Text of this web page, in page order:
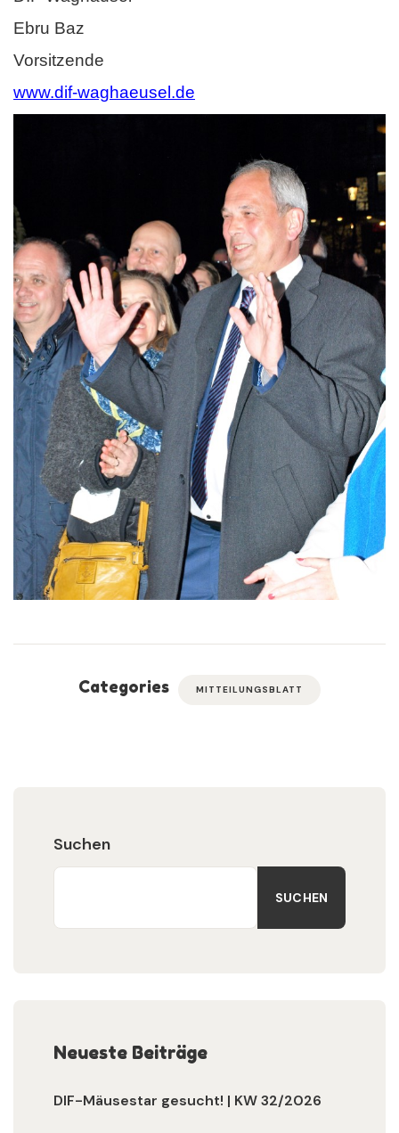
Ebru Baz
Vorsitzende
www.dif-waghaeusel.de
Categories MITTEILUNGSBLATT
Suchen
SUCHEN
Neueste Beiträge
DIF-Mäusestar gesucht! | KW 32/2026